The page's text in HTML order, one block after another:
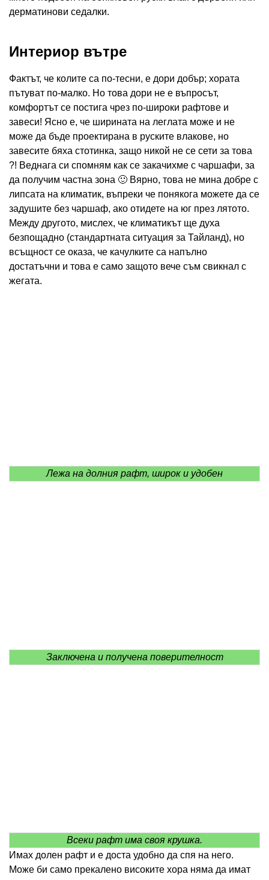
дерматинови седалки.
Интериор вътре
Фактът, че колите са по-тесни, е дори добър; хората
пътуват по-малко. Но това дори не е въпросът,
комфортът се постига чрез по-широки рафтове и
завеси! Ясно е, че ширината на леглата може и не
може да бъде проектирана в руските влакове, но
завесите бяха стотинка, защо никой не се сети за това
?! Веднага си спомням как се закачихме с чаршафи, за
да получим частна зона 🙂 Вярно, това не мина добре с
липсата на климатик, въпреки че понякога можете да се
задушите без чаршаф, ако отидете на юг през лятото.
Между другото, мислех, че климатикът ще духа
безпощадно (стандартната ситуация за Тайланд), но
всъщност се оказа, че качулките са напълно
достатъчни и това е само защото вече съм свикнал с
жегата.
Лежа на долния рафт, широк и удобен
Заключена и получена поверителност
Всеки рафт има своя крушка.
Имах долен рафт и е доста удобно да спя на него.
Може би само прекалено високите хора няма да имат